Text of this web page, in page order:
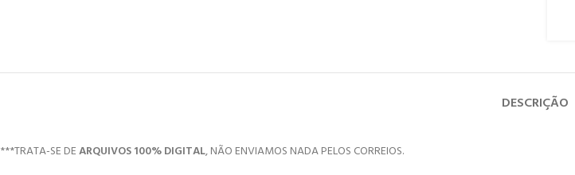
DESCRIÇÃO
***TRATA-SE DEARQUIVOS 100% DIGITAL, NÃO ENVIAMOS NADA PELOS CORREIOS.